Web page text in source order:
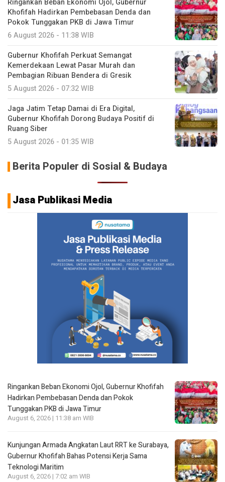
Ringankan Beban Ekonomi Ojol, Gubernur
Khofifah Hadirkan Pembebasan Denda dan
Pokok Tunggakan PKB di Jawa Timur
6 August 2026 - 11:38 WIB
Gubernur Khofifah Perkuat Semangat
Kemerdekaan Lewat Pasar Murah dan
Pembagian Ribuan Bendera di Gresik
5 August 2026 - 07:32 WIB
Jaga Jatim Tetap Damai di Era Digital,
Gubernur Khofifah Dorong Budaya Positif di
Ruang Siber
5 August 2026 - 01:35 WIB
Berita Populer di Sosial & Budaya
Jasa Publikasi Media
Ringankan Beban Ekonomi Ojol, Gubernur Khofifah
Hadirkan Pembebasan Denda dan Pokok
Tunggakan PKB di Jawa Timur
August 6, 2026 | 11:38 am WIB
Kunjungan Armada Angkatan Laut RRT ke Surabaya,
Gubernur Khofifah Bahas Potensi Kerja Sama
Teknologi Maritim
August 6, 2026 | 7:02 am WIB